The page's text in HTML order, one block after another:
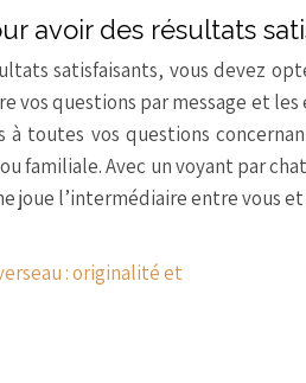
avoir des résultats
satisfaisants, vous devez
vos questions par message et
à toutes vos questions
familiale. Avec un voyant par
joue l’intermédiaire entre vous
: originalité et